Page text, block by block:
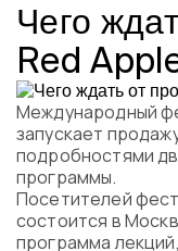
Red Apple
About the
History of
Cost of
Jury
Winners
Special
Program
FAQ
Чего
Red
Международный
запускает
подробностями
программы.
Посетителей
состоится в
программа